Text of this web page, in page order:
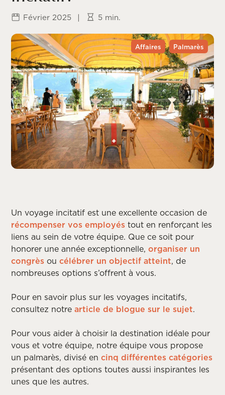
Février 2025 | 5 min.
Affaires Palmarès
Un voyage incitatif est une excellente occasion de
récompenser vos employés tout en renforçant les
liens au sein de votre équipe. Que ce soit pour
honorer une année exceptionnelle,organiser un
congrès oucélébrer un objectif atteint, de
nombreuses options s’offrent à vous.
Pour en savoir plus sur les voyages incitatifs,
consultez notrearticle de blogue sur le sujet.
Pour vous aider à choisir la destination idéale pour
vous et votre équipe, notre équipe vous propose
un palmarès, divisé encinq différentes catégories
présentant des options toutes aussi inspirantes les
unes que les autres.